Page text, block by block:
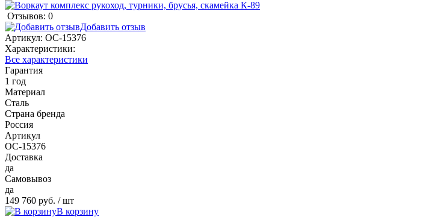
Отзывов: 0
Добавить отзыв
Артикул: ОС-15376
Характеристики:
Все характеристики
Гарантия
1 год
Материал
Сталь
Страна бренда
Россия
Артикул
ОС-15376
Доставка
да
Самовывоз
да
149 760 руб. / шт
В корзину